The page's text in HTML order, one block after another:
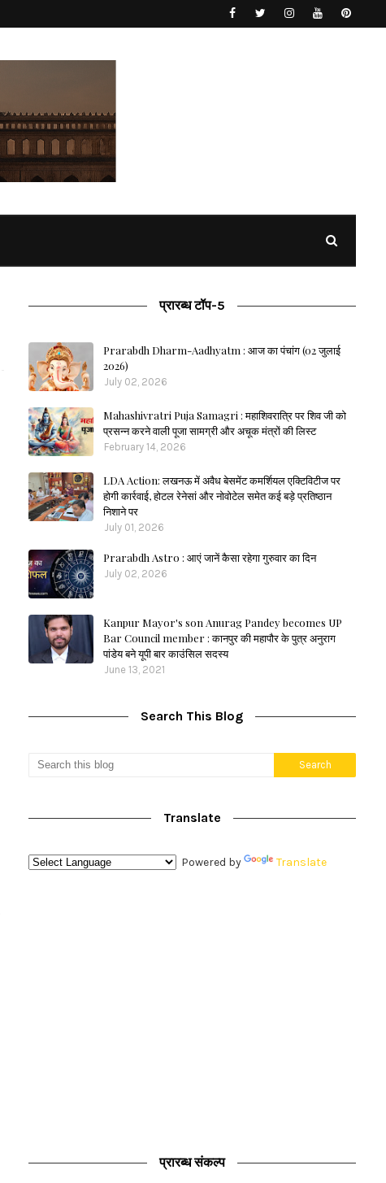
प्रारब्ध टॉप-5
Prarabdh Dharm-Aadhyatm : आज का पंचांग (02 जुलाई
2026)
July 02, 2026
Mahashivratri Puja Samagri : महाशिवरात्रि पर शिव जी को
प्रसन्न करने वाली पूजा सामग्री और अचूक मंत्रों की लिस्ट
February 14, 2026
LDA Action: लखनऊ में अवैध बेसमेंट कमर्शियल एक्टिविटीज पर
होगी कार्रवाई, होटल रेनेसां और नोवोटेल समेत कई बड़े प्रतिष्ठान
निशाने पर
July 01, 2026
Prarabdh Astro : आएं जानें कैसा रहेगा गुरुवार का दिन
July 02, 2026
Kanpur Mayor's son Anurag Pandey becomes UP
Bar Council member : कानपुर की महापौर के पुत्र अनुराग
पांडेय बने यूपी बार काउंसिल सदस्य
June 13, 2021
Search This Blog
Translate
Powered by Translate
प्रारब्ध संकल्प